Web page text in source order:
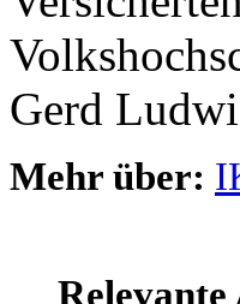
Gerd
Mehr über: